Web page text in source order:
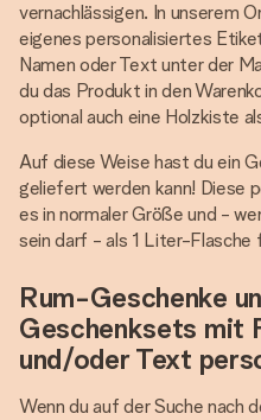
vernachlässigen. In unserem
eigenes personalisiertes
Namen oder Text unter der
du das Produkt in den
optional auch eine Holzkiste
Auf diese Weise hast du ein
geliefert werden kann! Diese
es in normaler Größe und -
sein darf - als 1 Liter-Flasche
Rum-Geschenke
Geschenksets mit
und/oder Text
Wenn du auf der Suche nach